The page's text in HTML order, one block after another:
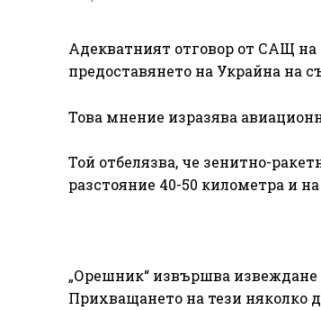
Адекватният отговор от САЩ на
предоставянето на Украйна на
Това мнение изразява
Той отбелязва, че зенитно-
разстояние 40-50 километра и
„Орешник“ извършва извеждане
Прихващането на тези няколко